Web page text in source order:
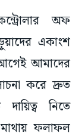
অফ
একাংশ
আমাদের
করে দ্রুত
নিতে
মাথায় ফলাফল